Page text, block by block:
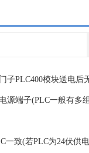
门子PLC400模块送电
源端子(PLC一般有
致(若PLC为24伏供